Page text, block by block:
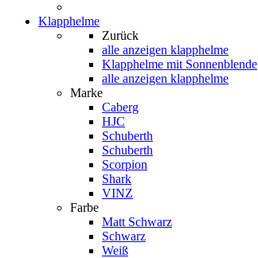
Klapphelme
Zurück
alle anzeigen klapphelme
Klapphelme mit Sonnenblende
alle anzeigen klapphelme
Marke
Caberg
HJC
Schuberth
Schuberth
Scorpion
Shark
VINZ
Farbe
Matt Schwarz
Schwarz
Weiß